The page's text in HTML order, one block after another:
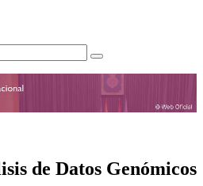
de Datos Genómicos